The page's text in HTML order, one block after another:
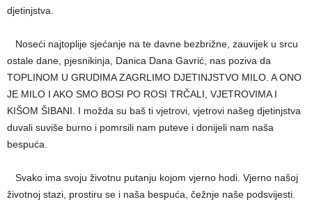
djetinjstva.
Noseći najtoplije sjećanje na te davne bezbrižne, zauvijek u srcu
ostale dane, pjesnikinja, Danica Dana Gavrić, nas poziva da
TOPLINOM U GRUDIMA ZAGRLIMO DJETINJSTVO MILO. A ONO
JE MILO I AKO SMO BOSI PO ROSI TRČALI, VJETROVIMA I
KIŠOM ŠIBANI. I možda su baš ti vjetrovi, vjetrovi našeg djetinjstva
duvali suviše burno i pomrsili nam puteve i donijeli nam naša
bespuća.
Svako ima svoju životnu putanju kojom vjerno hodi. Vjerno našoj
životnoj stazi, prostiru se i naša bespuća, čežnje naše podsvijesti.